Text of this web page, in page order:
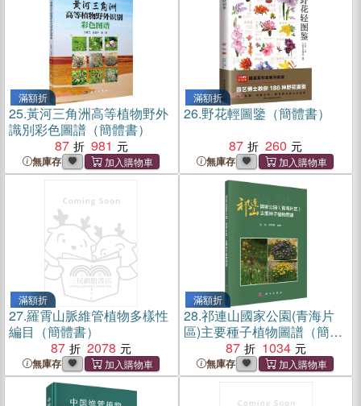
滿額折
25.黃河三角洲高等植物野外
識別彩色圖譜（簡體書）
87
981
無庫存
滿額折
26.野花輕圖鑒（簡體書）
87
260
無庫存
滿額折
27.羅霄山脈維管植物多樣性
編目（簡體書）
87
2078
無庫存
滿額折
28.祁連山國家公園(青海片
區)主要種子植物圖譜（簡體
87 1034
無庫存